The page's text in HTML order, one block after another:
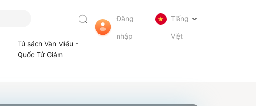
Tủ sách Văn Miếu -
Quốc Tử Giám
Đăng
nhập
Tiếng
Việt